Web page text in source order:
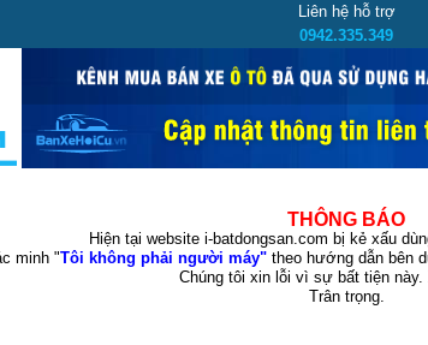
Liên hệ hỗ trợ
0942.335.349
THÔNG BÁO
Hiện tại website i-batdongsan.com bị kẻ xấu
minh "Tôi không phải người máy"theo hướng dẫn bên
Chúng tôi xin lỗi vì sự bất tiện
Trân trọng.